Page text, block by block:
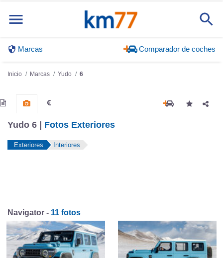
Marcas Comparador de coches
Inicio Marcas Yudo 6
Yudo 6 | Fotos Exteriores
Exteriores Interiores
Navigator - 11 fotos